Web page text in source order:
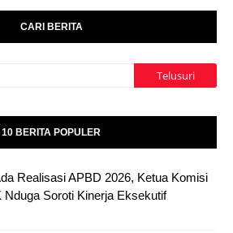
CARI BERITA
10 BERITA POPULER
Realisasi APBD 2026, Ketua Komisi
Nduga Soroti Kinerja Eksekutif